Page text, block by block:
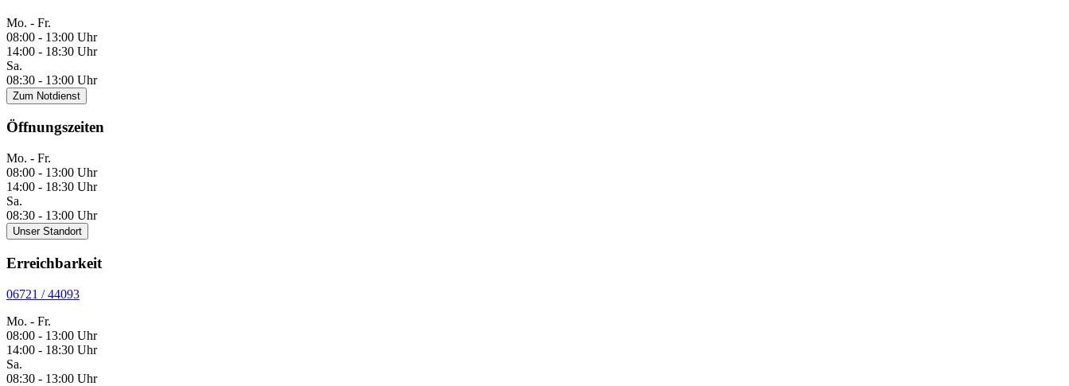
Mo. - Fr.
08:00 - 13:00 Uhr
14:00 - 18:30 Uhr
Sa.
08:30 - 13:00 Uhr
Zum Notdienst
Öffnungszeiten
Mo. - Fr.
08:00 - 13:00 Uhr
14:00 - 18:30 Uhr
Sa.
08:30 - 13:00 Uhr
Unser Standort
Erreichbarkeit
06721 / 44093
Mo. - Fr.
08:00 - 13:00 Uhr
14:00 - 18:30 Uhr
Sa.
08:30 - 13:00 Uhr